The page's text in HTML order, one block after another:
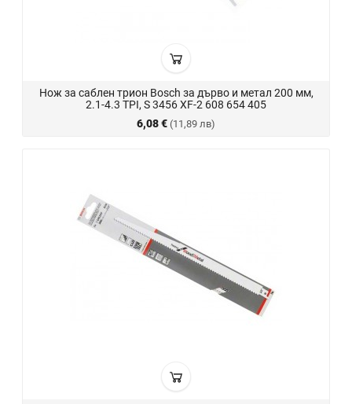
Нож за саблен трион Bosch за дърво и метал 200 мм,
2.1-4.3 TPI, S 3456 XF-2 608 654 405
6,08 € (11,89 лв)